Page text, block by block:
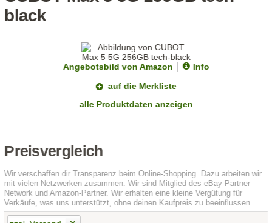
black
Angebotsbild von Amazon
Info
auf die Merkliste
alle Produktdaten anzeigen
Preisvergleich
Wir verschaffen dir Transparenz beim Online-Shopping. Dazu arbeiten wir
mit vielen Netzwerken zusammen. Wir sind Mitglied des eBay Partner
Network und Amazon-Partner. Wir erhalten eine kleine Vergütung für
Verkäufe, was uns unterstützt, ohne deinen Kaufpreis zu beeinflussen.